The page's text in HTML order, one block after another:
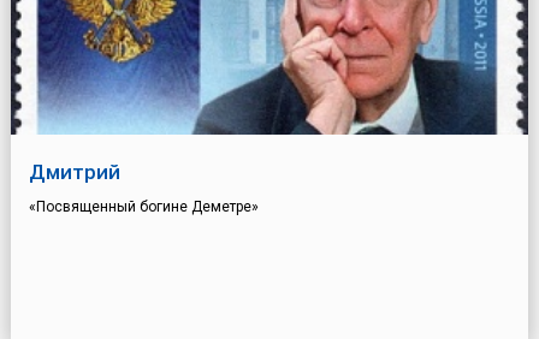
Дмитрий
«Посвященный богине Деметре»